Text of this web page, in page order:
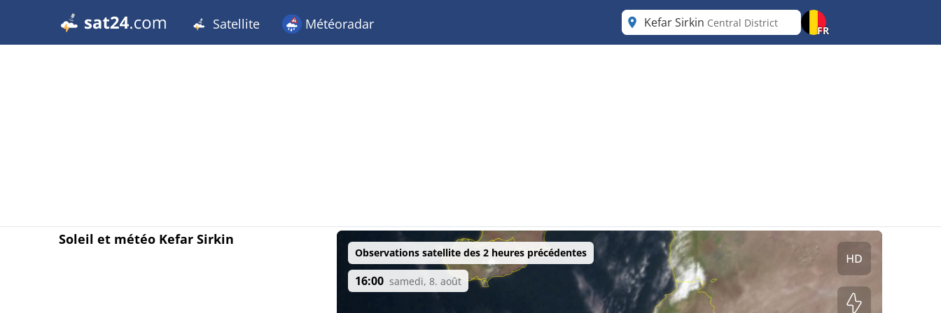
Satellite Météoradar Kefar Sirkin Central District
FR
Soleil et météo Kefar Sirkin
Observations satellite des 2 heures précédentes
16:00 samedi, 8. août